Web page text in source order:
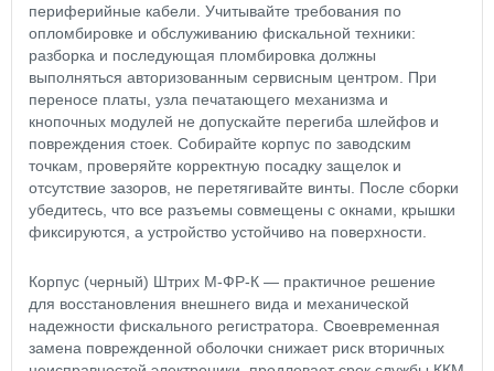
периферийные кабели. Учитывайте требования по
опломбировке и обслуживанию фискальной техники:
разборка и последующая пломбировка должны
выполняться авторизованным сервисным центром. При
переносе платы, узла печатающего механизма и
кнопочных модулей не допускайте перегиба шлейфов и
повреждения стоек. Собирайте корпус по заводским
точкам, проверяйте корректную посадку защелок и
отсутствие зазоров, не перетягивайте винты. После сборки
убедитесь, что все разъемы совмещены с окнами, крышки
фиксируются, а устройство устойчиво на поверхности.
Корпус (черный) Штрих М-ФР-К — практичное решение
для восстановления внешнего вида и механической
надежности фискального регистратора. Своевременная
замена поврежденной оболочки снижает риск вторичных